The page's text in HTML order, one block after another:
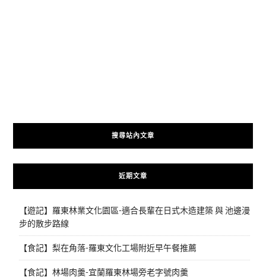
搜尋站內文章
近期文章
【遊記】羅東林業文化園區-適合長輩在日式木造建築 與 池邊漫
步的散步路線
【食記】梨在角落-羅東文化工場附近早午餐推薦
【食記】林場肉羹-宜蘭羅東林場旁老字號肉羹